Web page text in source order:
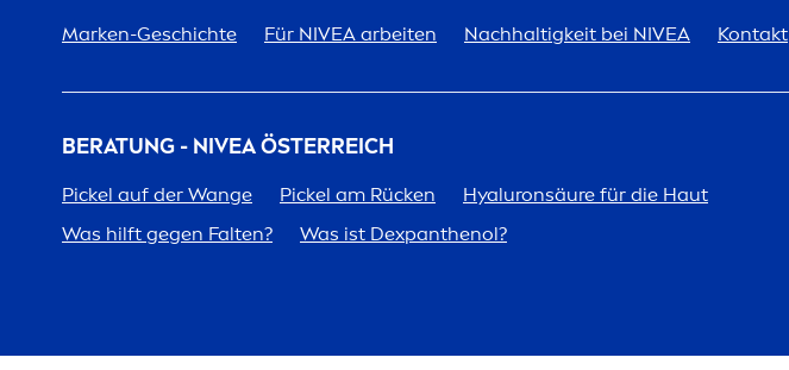
Marken-Geschichte Für NIVEA arbeiten Nachhaltigkeit bei NIVEA Kontakt
BERATUNG - NIVEAÖSTERREICH
Pickel auf der Wange Pickel am Rücken Hyaluronsäure für die Haut
Was hilft gegen Falten?
Was ist Dexpanthenol?